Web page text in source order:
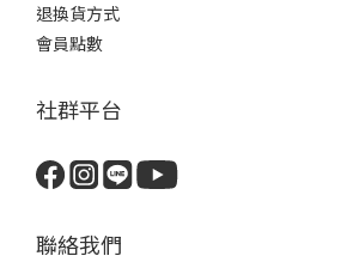
退換貨方式
會員點數
社群平台
聯絡我們